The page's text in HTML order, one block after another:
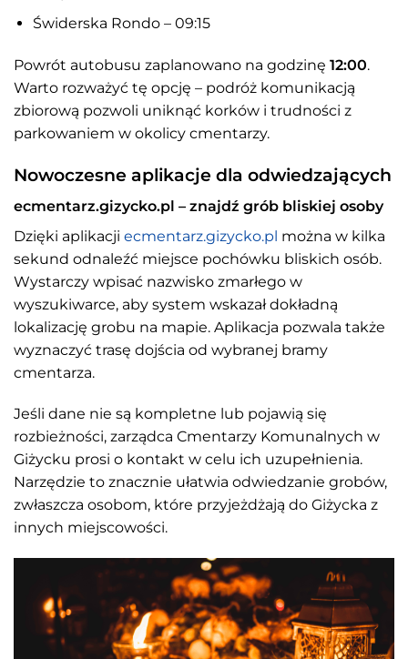
Świderska Rondo – 09:15
Powrót autobusu zaplanowano na godzinę 12:00.
Warto rozważyć tę opcję – podróż komunikacją
zbiorową pozwoli uniknąć korków i trudności z
parkowaniem w okolicy cmentarzy.
Nowoczesne aplikacje dla odwiedzających
ecmentarz.gizycko.pl – znajdź grób bliskiej osoby
Dzięki aplikacji ecmentarz.gizycko.pl można w kilka
sekund odnaleźć miejsce pochówku bliskich osób.
Wystarczy wpisać nazwisko zmarłego w
wyszukiwarce, aby system wskazał dokładną
lokalizację grobu na mapie. Aplikacja pozwala także
wyznaczyć trasę dojścia od wybranej bramy
cmentarza.
Jeśli dane nie są kompletne lub pojawią się
rozbieżności, zarządca Cmentarzy Komunalnych w
Giżycku prosi o kontakt w celu ich uzupełnienia.
Narzędzie to znacznie ułatwia odwiedzanie grobów,
zwłaszcza osobom, które przyjeżdżają do Giżycka z
innych miejscowości.